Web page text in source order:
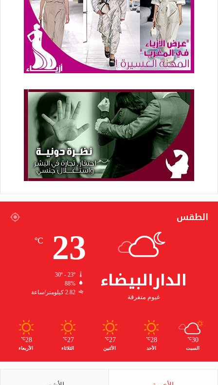
الطقس
الدارالبيضاء
غيوم متفرقة
23
℃
88%
2.82 كيلومتر/ساعة
30
℃
السبت
28
℃
الأحد
27
℃
الأثنين
27
℃
الثلاثاء
28
℃
الأربعاء